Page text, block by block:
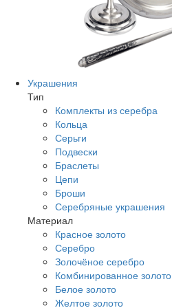
Украшения
Тип
Комплекты из серебра
Кольца
Серьги
Подвески
Браслеты
Цепи
Броши
Серебряные украшения
Материал
Красное золото
Серебро
Золочёное серебро
Комбинированное золото
Белое золото
Желтое золото